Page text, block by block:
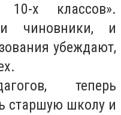
х классов».
чиновники, и
убеждают,
теперь
старшую школу и